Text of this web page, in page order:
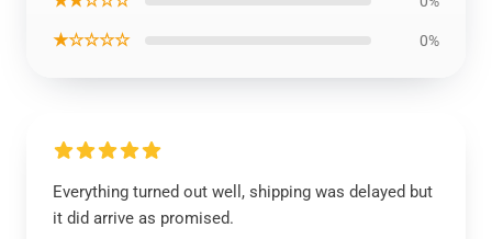
★☆☆☆☆ 0%
Everything turned out well, shipping was delayed but
it did arrive as promised.